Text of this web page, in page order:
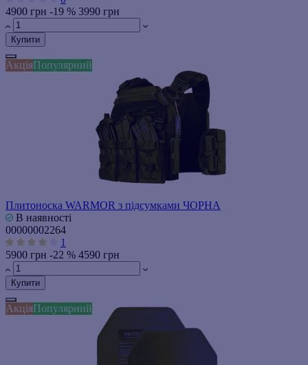
4900 грн -19 % 3990 грн
Купити
АкціяПопулярний
Плитоноска WARMOR з підсумками ЧОРНА
В наявності
00000002264
1
5900 грн -22 % 4590 грн
Купити
АкціяПопулярний